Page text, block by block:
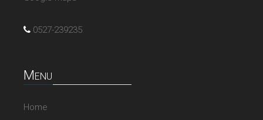
0527-239235
Menu
Home